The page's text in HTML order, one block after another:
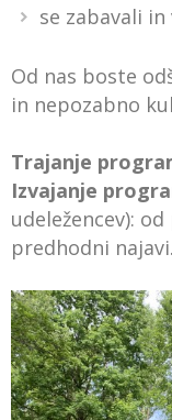
se zabavali
Od nas boste
in nepozabno
Trajanje
Izvajanje
udeležencev):
predhodni najavi.